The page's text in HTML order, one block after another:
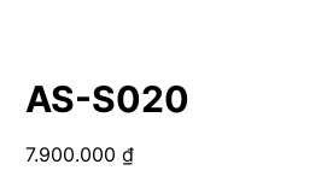
AS-S020
7.900.000 ₫